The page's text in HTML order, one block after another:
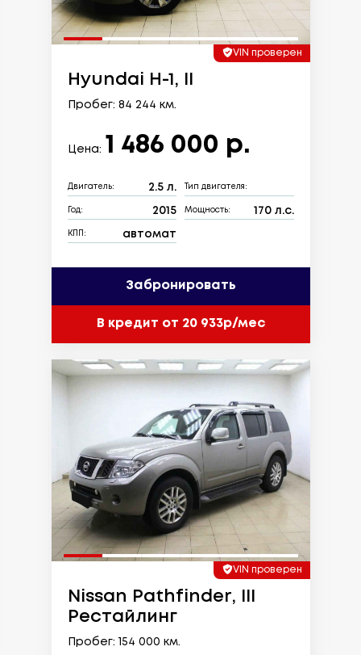
VIN проверен
Hyundai H-1, II
Пробег: 84 244 км.
Цена: 1 486 000 р.
Двигатель: 2.5 л. Тип двигателя:
Год: 2015 Мощность: 170 л.с.
КПП: автомат
Забронировать
В кредит от 20 933р/мес
VIN проверен
Nissan Pathfinder, III
Рестайлинг
Пробег: 154 000 км.